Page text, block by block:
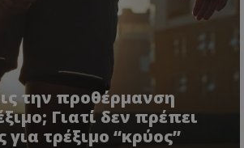
την προθέρμανση
Γιατί δεν πρέπει
για τρέξιμο “κρύος”